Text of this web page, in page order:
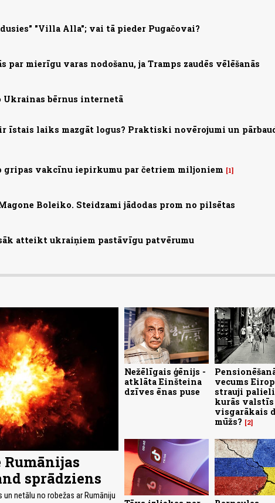
"Villa Alla"; vai tā pieder Pugačovai?
par mierīgu varas nodošanu, ja Tramps zaudēs vēlēšanās
bērnus internetā
īstais laiks mazgāt logus? Praktiski novērojumi un
gripas vakcīnu iepirkumu par četriem miljoniem 1
Boleiko. Steidzami jādodas prom no pilsētas
atteikt ukraiņiem pastāvīgu patvērumu
sprādziens
netālu no robežas ar Rumāniju
Nežēlīgais ģēnijs -
atklāta Einšteina
dzīves ēnas puse
vecums
strauji
kurās valstīs
visgarākais
mūžs?
2